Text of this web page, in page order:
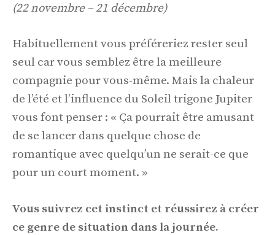
(22 novembre – 21 décembre)
Habituellement vous préféreriez rester seul
seul car vous semblez être la meilleure
compagnie pour vous-même. Mais la chaleur
de l’été et l’influence du Soleil trigone Jupiter
vous font penser : « Ça pourrait être amusant
de se lancer dans quelque chose de
romantique avec quelqu’un ne serait-ce que
pour un court moment. »
Vous suivrez cet instinct et réussirez à créer
ce genre de situation dans la journée.